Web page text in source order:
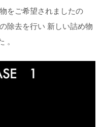
をご希望されましたの
除去を行い 新しい詰め物
。